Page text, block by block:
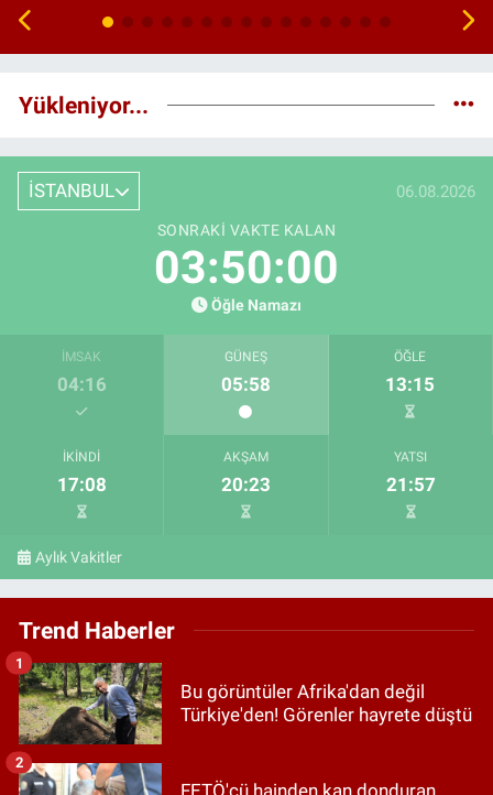
Yükleniyor...
İSTANBUL 06.08.2026
SONRAKI VAKTE KALAN
03:49:58
Öğle Namazı
İMSAK
04:16
GÜNEŞ
05:58
ÖĞLE
13:15
İKINDI
17:08
AKŞAM
20:23
YATSI
21:57
Aylık Vakitler
Trend Haberler
Bu görüntüler Afrika'dan değil
Türkiye'den! Görenler hayrete düştü
1
2